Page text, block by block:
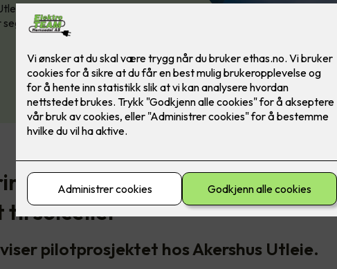
dekket store deler av sitt
seg i forkant.
med store flater egner
til solceller
pilotprosjektet hos Akershus Utleie.